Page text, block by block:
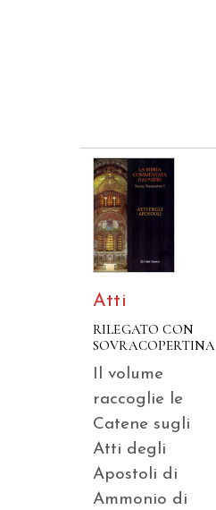
Atti
RILEGATO CON
SOVRACOPERTINA
Il volume
raccoglie le
Catene sugli
Atti degli
Apostoli di
Ammonio di